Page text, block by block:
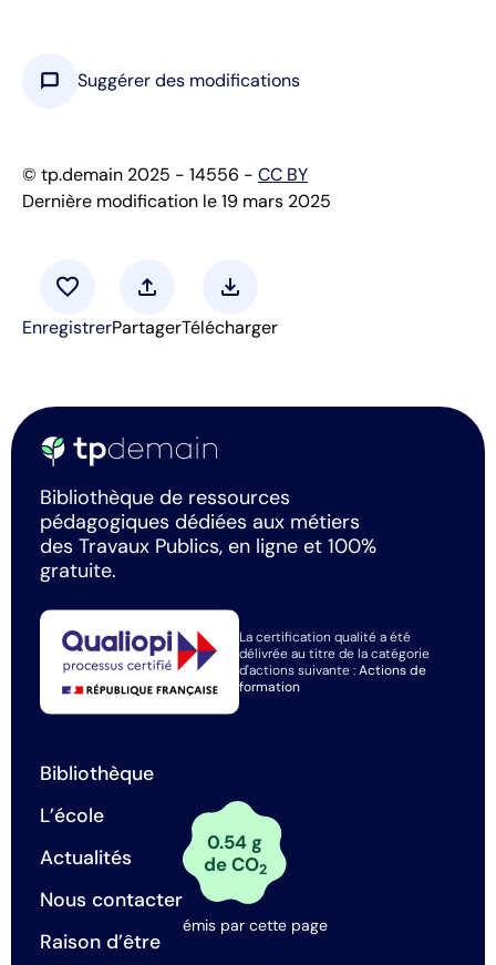
chat_bubble Suggérer des modifications
© tp.demain 2025 - 14556 - CC BY
Dernière modification le 19 mars 2025
favorite
Enregistrer
upload
Partager
download
Télécharger
Bibliothèque de ressources
pédagogiques dédiées aux métiers
des Travaux Publics, en ligne et 100%
gratuite.
La certification qualité a été
délivrée au titre de la catégorie
d'actions suivante :Actions de
formation
Bibliothèque
L’école
Actualités
Nous contacter
Raison d’être
0.54 g
de CO2
émis par cette page